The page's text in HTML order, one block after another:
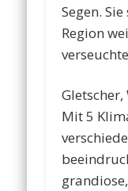
Segen.
Region
Mit 5